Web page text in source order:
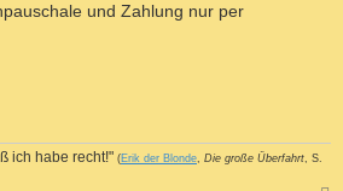
und Zahlung nur per
ich habe recht!" (Erik der Blonde Die große Überfahrt , S.